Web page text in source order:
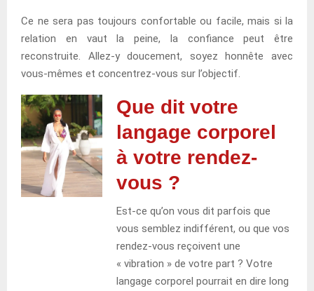
Ce ne sera pas toujours confortable ou facile, mais si la
relation en vaut la peine, la confiance peut être
reconstruite. Allez-y doucement, soyez honnête avec
vous-mêmes et concentrez-vous sur l’objectif.
Que dit votre
langage corporel
à votre rendez-
vous ?
Est-ce qu’on vous dit parfois que
vous semblez indifférent, ou que vos
rendez-vous reçoivent une
« vibration » de votre part ? Votre
langage corporel pourrait en dire long